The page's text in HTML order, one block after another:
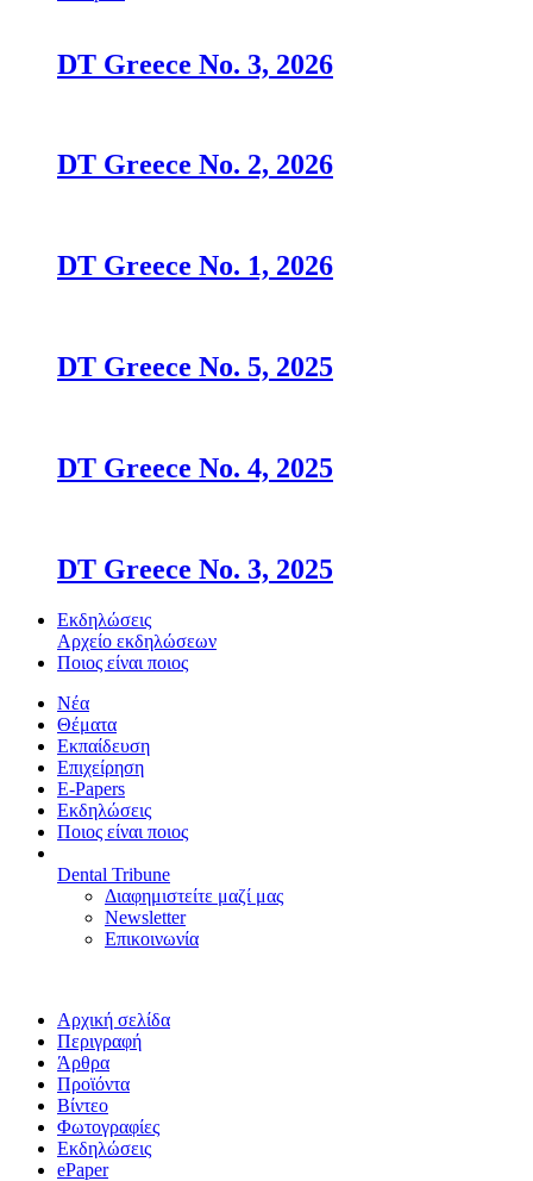
DT Greece No. 3, 2026
DT Greece No. 2, 2026
DT Greece No. 1, 2026
DT Greece No. 5, 2025
DT Greece No. 4, 2025
DT Greece No. 3, 2025
Εκδηλώσεις
Αρχείο εκδηλώσεων
Ποιος είναι ποιος
Νέα
Θέματα
Εκπαίδευση
Επιχείρηση
E-Papers
Εκδηλώσεις
Ποιος είναι ποιος
Dental Tribune
Διαφημιστείτε μαζί μας
Newsletter
Επικοινωνία
Αρχική σελίδα
Περιγραφή
Άρθρα
Προϊόντα
Βίντεο
Φωτογραφίες
Εκδηλώσεις
ePaper